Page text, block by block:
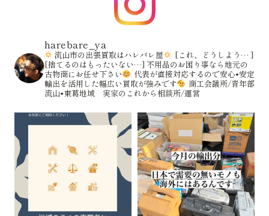
harebare_ya
流山市の出張買取はハレバレ屋
[これ、どうしよう… ]
[捨てるのはもったいない…] 不用品のお困り事なら地元の
古物商にお任せ下さい
代表が直接対応するので安心•安定
輸出を活用した幅広い買取が強みです
商工会議所/青年部
流山•東葛地域 実家のこれから相談所/運営